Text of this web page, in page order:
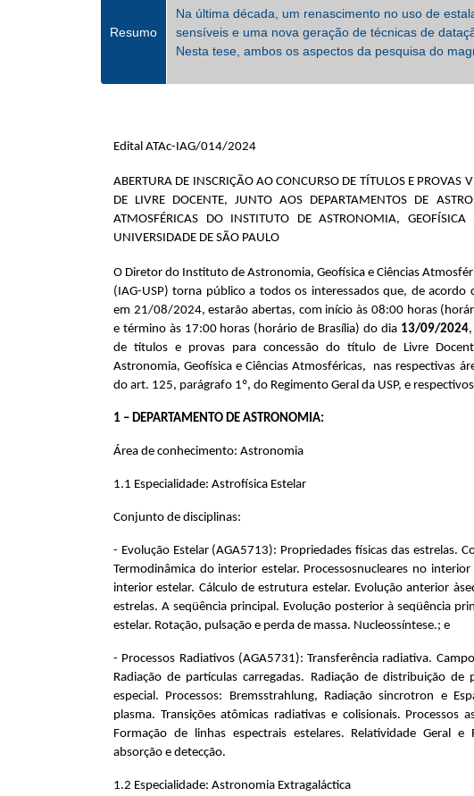
Resumo
Na última década, um renascimento no uso de
sensíveis e uma nova geração de técnicas de
Nesta tese, ambos os aspectos da pesquisa do
Edital ATAc-IAG/014/2024
ABERTURA DE INSCRIÇÃO AO CONCURSO DE TÍTULOS E PROVAS
DE LIVRE DOCENTE, JUNTO AOS DEPARTAMENTOS DE
ATMOSFÉRICAS DO INSTITUTO DE ASTRONOMIA, GEOFÍSICA
UNIVERSIDADE DE SÃO PAULO
O Diretor do Instituto de Astronomia, Geofísica e Ciências
(IAG-USP) torna público a todos os interessados que, de acordo
em 21/08/2024, estarão abertas, com início às 08:00 horas
e término às 17:00 horas (horário de Brasília) do dia 13/09/2024,
de títulos e provas para concessão do título de Livre
Astronomia, Geofísica e Ciências Atmosféricas, nas respectivas
do art. 125, parágrafo 1º, do Regimento Geral da USP, e
1 – DEPARTAMENTO DE ASTRONOMIA:
Área de conhecimento: Astronomia
1.1 Especialidade: Astrofísica Estelar
Conjunto de disciplinas:
- Evolução Estelar (AGA5713): Propriedades físicas das estrelas.
Termodinâmica do interior estelar. Processosnucleares no
interior estelar. Cálculo de estrutura estelar. Evolução anterior
estrelas. A seqüência principal. Evolução posterior à seqüência
estelar. Rotação, pulsação e perda de massa. Nucleossíntese.; e
- Processos Radiativos (AGA5731): Transferência radiativa.
Radiação de partículas carregadas. Radiação de distribuição
especial. Processos: Bremsstrahlung, Radiação sincrotron e
plasma. Transições atômicas radiativas e colisionais. Processos
Formação de linhas espectrais estelares. Relatividade Geral e
absorção e detecção.
1.2 Especialidade: Astronomia Extragaláctica